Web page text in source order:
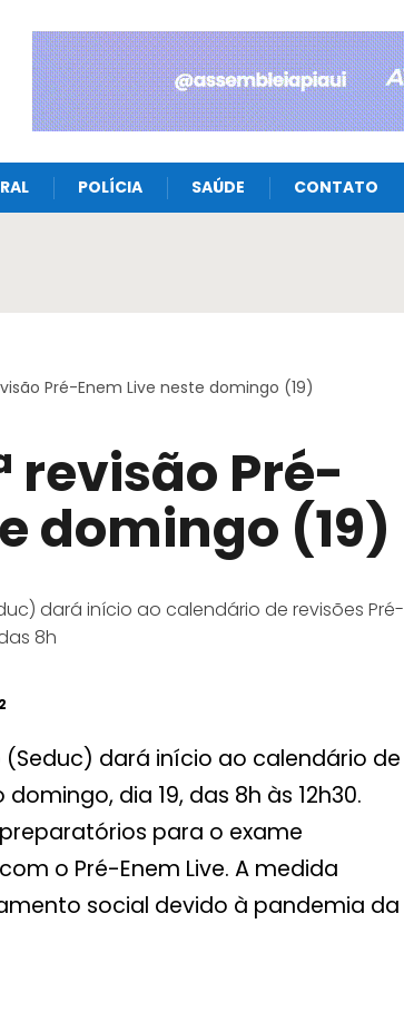
POLÍCIA SAÚDE CONTATO
Pré-Enem Live neste domingo (19)
revisão Pré-
domingo (19)
dará início ao calendário de revisões Pré-
8h
dará início ao calendário de
dia 19, das 8h às 12h30.
para o exame
o Pré-Enem Live. A medida
social devido à pandemia da